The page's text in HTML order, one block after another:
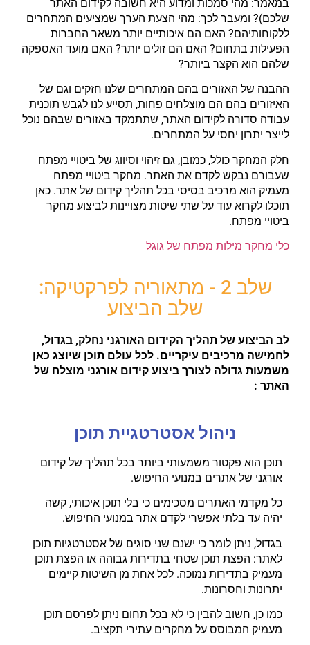
במאמר: מהי סמכות ומדוע היא חשובה לקידום האתר
שלכם)? ומעבר לכך: מהי הצעת הערך שמציעים המתחרים
ללקוחותיהם? האם הם איכותיים יותר משאר החברות
הפעילות בתחום? האם הם זולים יותר? האם מועד האספקה
שלהם הוא הקצר ביותר?
ההבנה של האזורים בהם המתחרים שלנו חזקים וגם של
האיזורים בהם הם מוצלחים פחות, תסייע לנו לגבש תוכנית
עבודה סדורה לקידום האתר, שתתמקד באזורים שבהם נוכל
לייצר יתרון יחסי על המתחרים.
חלק המחקר כולל, כמובן, גם זיהוי וסיווג של ביטויי מפתח
שעבורם נבקש לקדם את האתר. מחקר ביטויי מפתח
מעמיק הוא מרכיב בסיסי בכל תהליך קידום של אתר. כאן
תוכלו לקרוא עוד על שתי שיטות מצויינות לביצוע מחקר
ביטויי מפתח.
כלי מחקר מילות מפתח של גוגל
שלב 2 - מתאוריה לפרקטיקה:
שלב הביצוע
לב הביצוע של תהליך הקידום האורגני נחלק, בגדול,
לחמישה מרכיבים עיקריים. לכל עולם תוכן שיוצג כאן
משמעות גדולה לצורך ביצוע קידום אורגני מוצלח של
האתר :
ניהול אסטרטגיית תוכן
תוכן הוא פקטור משמעותי ביותר בכל תהליך של קידום
אורגני של אתרים במנועי החיפוש.
כל מקדמי האתרים מסכימים כי בלי תוכן איכותי, קשה
יהיה עד בלתי אפשרי לקדם אתר במנועי החיפוש.
בגדול, ניתן לומר כי ישנם שני סוגים של אסטרטגיות תוכן
לאתר: הפצת תוכן שטחי בתדירות גבוהה או הפצת תוכן
מעמיק בתדירות נמוכה. לכל אחת מן השיטות קיימים
יתרונות וחסרונות.
כמו כן, חשוב להבין כי לא בכל תחום ניתן לפרסם תוכן
מעמיק המבוסס על מחקרים עתירי תקציב.